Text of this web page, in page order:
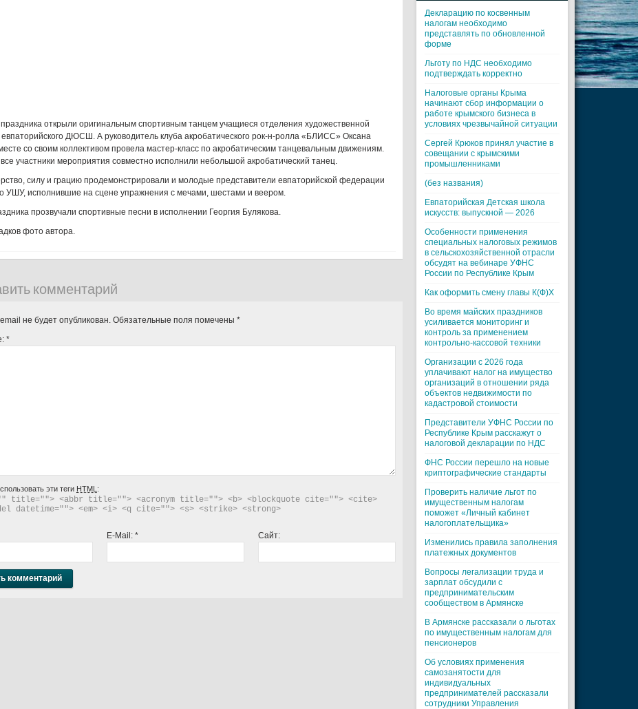
открыли оригинальным спортивным танцем учащиеся отделения художественной
евпаторийского ДЮСШ. А руководитель клуба акробатического рок-н-ролла «БЛИСС» Оксана
со своим коллективом провела мастер-класс по акробатическим танцевальным движениям.
участники мероприятия совместно исполнили небольшой акробатический танец.
силу и грацию продемонстрировали и молодые представители евпаторийской федерации
УШУ, исполнившие на сцене упражнения с мечами, шестами и веером.
прозвучали спортивные песни в исполнении Георгия Булякова.
фото автора.
комментарий
не будет опубликован. Обязательные поля помечены *
*
эти теги HTML :
title=""> <abbr title=""> <acronym title=""> <b> <blockquote cite=""> <cite>
datetime=""> <em> <i> <q cite=""> <s> <strike> <strong>
E-Mail: * Сайт:
Декларацию по косвенным
налогам необходимо
представлять по обновленной
форме
Льготу по НДС необходимо
подтверждать корректно
Налоговые органы Крыма
начинают сбор информации о
работе крымского бизнеса в
условиях чрезвычайной ситуации
Cергей Крюков принял участие в
совещании с крымскими
промышленниками
(без названия)
Евпаторийская Детская школа
искусств: выпускной — 2026
Особенности применения
специальных налоговых режимов
в сельскохозяйственной отрасли
обсудят на вебинаре УФНС
России по Республике Крым
Как оформить смену главы К(Ф)Х
Во время майских праздников
усиливается мониторинг и
контроль за применением
контрольно-кассовой техники
Организации с 2026 года
уплачивают налог на имущество
организаций в отношении ряда
объектов недвижимости по
кадастровой стоимости
Представители УФНС России по
Республике Крым расскажут о
налоговой декларации по НДС
ФНС России перешло на новые
криптографические стандарты
Проверить наличие льгот по
имущественным налогам
поможет «Личный кабинет
налогоплательщика»
Изменились правила заполнения
платежных документов
Вопросы легализации труда и
зарплат обсудили с
предпринимательским
сообществом в Армянске
В Армянске рассказали о льготах
по имущественным налогам для
пенсионеров
Об условиях применения
самозанятости для
индивидуальных
предпринимателей рассказали
сотрудники Управления